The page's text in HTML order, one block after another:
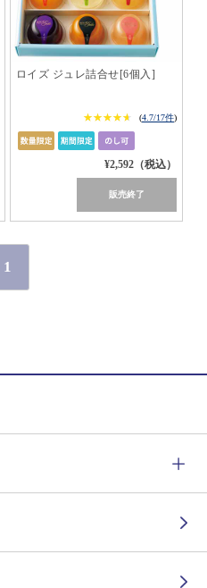
ロイズ ジュレ詰合せ[6個入]
★★★★★
★★★★★ (4.7/17件)
¥2,592（税込）
販売終了
1